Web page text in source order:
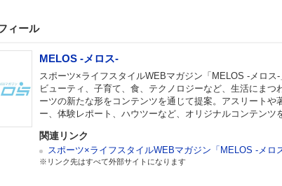
ィール
MELOS -メロス-
スポーツ×ライフスタイルWEBマガジン「MELOS -メロス-
ビューティ、子育て、食、テクノロジーなど、生活にまつ
ーツの新たな形をコンテンツを通じて提案。アスリートや
ー、体験レポート、ハウツーなど、オリジナルコンテンツ
関連リンク
スポーツ×ライフスタイルWEBマガジン「MELOS -メロ
※リンク先はすべて外部サイトになります